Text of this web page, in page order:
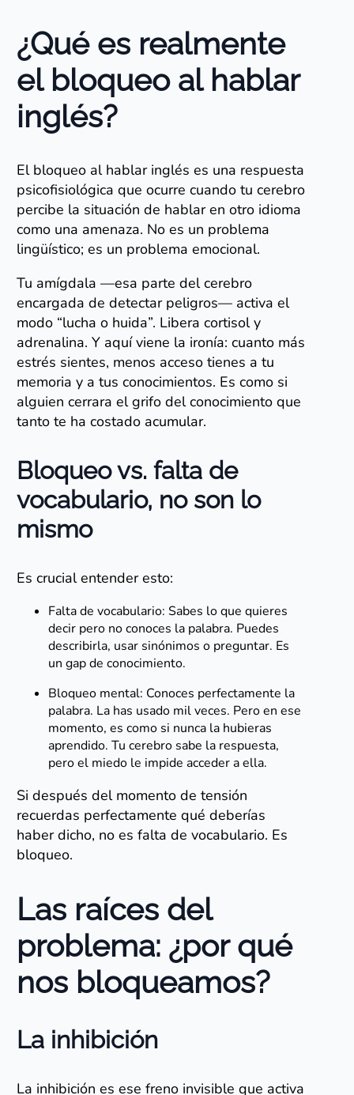
¿Qué es realmente
el bloqueo al hablar
inglés?
El bloqueo al hablar inglés es una respuesta
psicofisiológica que ocurre cuando tu cerebro
percibe la situación de hablar en otro idioma
como una amenaza. No es un problema
lingüístico; es un problema emocional.
Tu amígdala —esa parte del cerebro
encargada de detectar peligros— activa el
modo “lucha o huida”. Libera cortisol y
adrenalina. Y aquí viene la ironía: cuanto más
estrés sientes, menos acceso tienes a tu
memoria y a tus conocimientos. Es como si
alguien cerrara el grifo del conocimiento que
tanto te ha costado acumular.
Bloqueo vs. falta de
vocabulario, no son lo
mismo
Es crucial entender esto:
Falta de vocabulario: Sabes lo que quieres
decir pero no conoces la palabra. Puedes
describirla, usar sinónimos o preguntar. Es
un gap de conocimiento.
Bloqueo mental: Conoces perfectamente la
palabra. La has usado mil veces. Pero en ese
momento, es como si nunca la hubieras
aprendido. Tu cerebro sabe la respuesta,
pero el miedo le impide acceder a ella.
Si después del momento de tensión
recuerdas perfectamente qué deberías
haber dicho, no es falta de vocabulario. Es
bloqueo.
Las raíces del
problema: ¿por qué
nos bloqueamos?
La inhibición
La inhibición es ese freno invisible que activa